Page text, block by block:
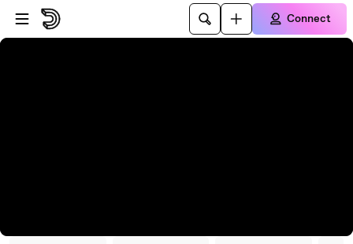
Skip to player
Skip to main content
Connect